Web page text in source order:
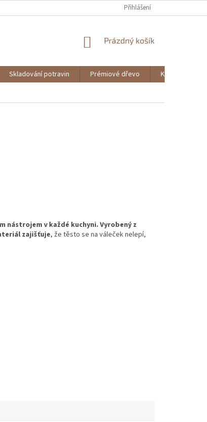
Přihlášení
NÁKUPNÍ
Prázdný košík
Skladování potravin Prémiové dřevo
Knihy
nástrojem v každé kuchyni. Vyrobený z
zajišťuje, že těsto se na váleček nelepí,